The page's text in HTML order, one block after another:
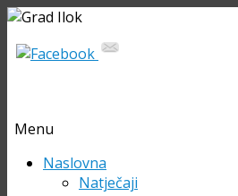
Menu
Skip Naslovna
Natječaji